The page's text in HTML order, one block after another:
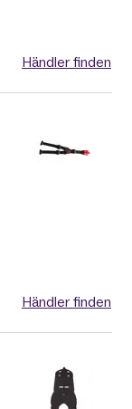
Händler finden
Händler finden